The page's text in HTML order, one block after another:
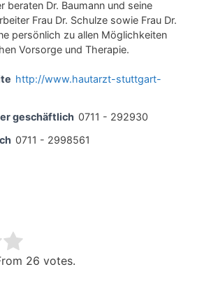
beraten Dr. Baumann und seine
Frau Dr. Schulze sowie Frau Dr.
persönlich zu allen Möglichkeiten
Vorsorge und Therapie.
http://www.hautarzt-stuttgart-
geschäftlich 0711 - 292930
0711 - 2998561
26 votes.